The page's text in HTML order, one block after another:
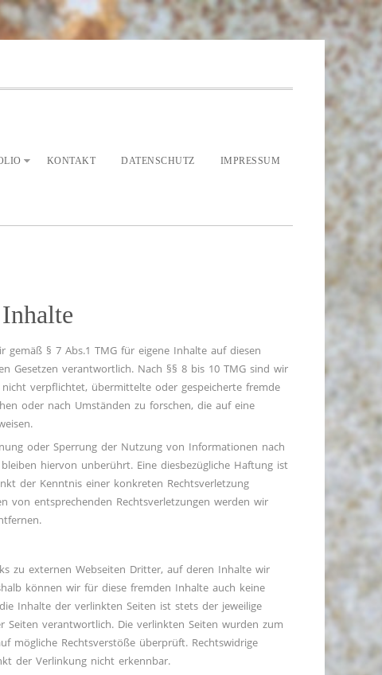
KONTAKT DATENSCHUTZ IMPRESSUM
gemäß § 7 Abs.1 TMG für eigene Inhalte auf diesen
Gesetzen verantwortlich. Nach §§ 8 bis 10 TMG sind wir
verpflichtet, übermittelte oder gespeicherte fremde
oder nach Umständen zu forschen, die auf eine
oder Sperrung der Nutzung von Informationen nach
hiervon unberührt. Eine diesbezügliche Haftung ist
der Kenntnis einer konkreten Rechtsverletzung
von entsprechenden Rechtsverletzungen werden wir
zu externen Webseiten Dritter, auf deren Inhalte wir
können wir für diese fremden Inhalte auch keine
Inhalte der verlinkten Seiten ist stets der jeweilige
Seiten verantwortlich. Die verlinkten Seiten wurden zum
mögliche Rechtsverstöße überprüft. Rechtswidrige
der Verlinkung nicht erkennbar.